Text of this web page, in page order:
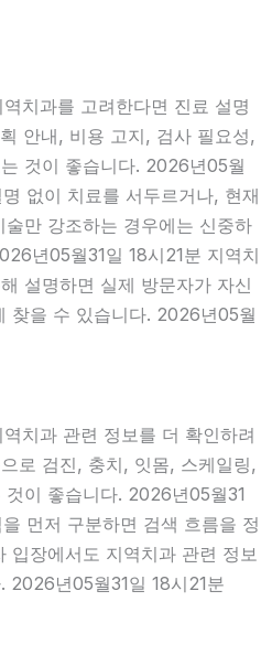
치과를 고려한다면 진료 설명
안내, 비용 고지, 검사 필요성,
것이 좋습니다. 2026년05월
없이 치료를 서두르거나, 현재
만 강조하는 경우에는 신중하
년05월31일 18시21분 지역치
설명하면 실제 방문자가 자신
찾을 수 있습니다. 2026년05월
치과 관련 정보를 더 확인하려
로 검진, 충치, 잇몸, 스케일링,
이 좋습니다. 2026년05월31
먼저 구분하면 검색 흐름을 정
입장에서도 지역치과 관련 정보
2026년05월31일 18시21분